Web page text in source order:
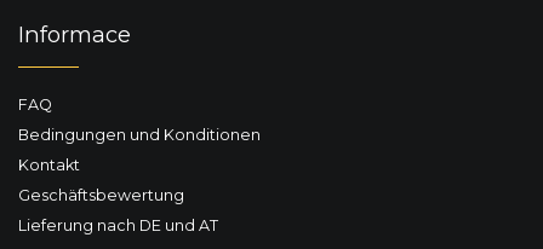
Informace
FAQ
Bedingungen und Konditionen
Kontakt
Geschäftsbewertung
Lieferung nach DE und AT